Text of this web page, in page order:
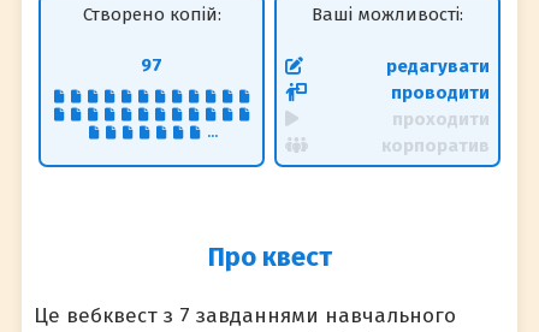
Створено копій:
97
...
Ваші можливості:
редагувати
проводити
проходити
корпоратив
Про квест
Це вебквест з 7 завданнями навчального